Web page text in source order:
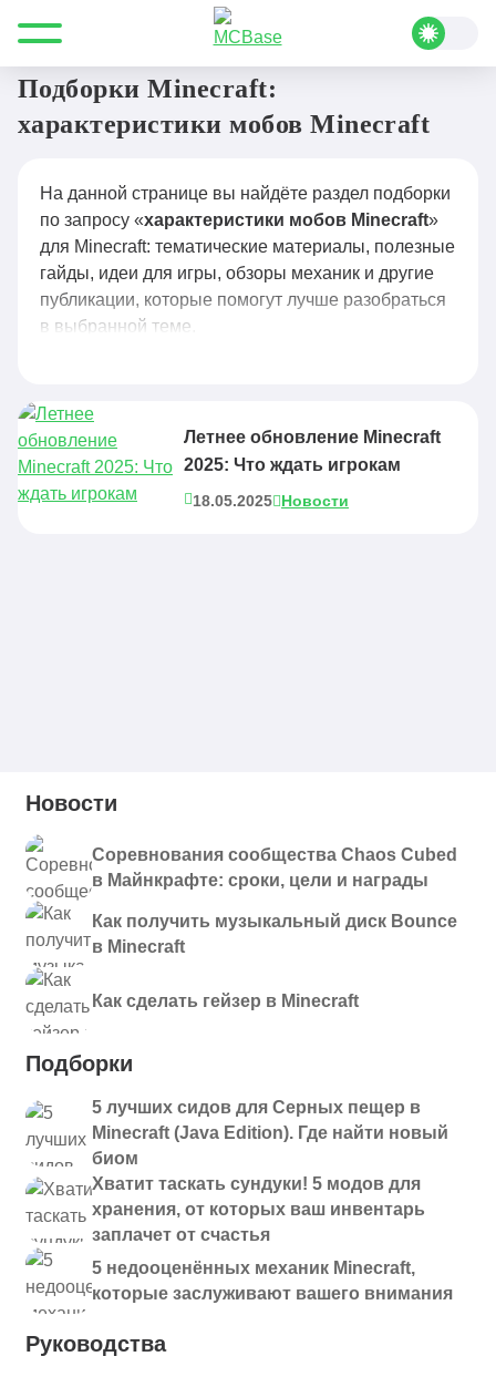
Все для Minecraft характеристики мобов Minecraft
Подборки Minecraft:
характеристики мобов Minecraft
На данной странице вы найдёте раздел подборки
по запросу «характеристики мобов Minecraft»
для Minecraft: тематические материалы, полезные
гайды, идеи для игры, обзоры механик и другие
публикации, которые помогут лучше разобраться
в выбранной теме.
Летнее обновление Minecraft
2025: Что ждать игрокам
18.05.2025 Новости
Новости
Соревнования сообщества Chaos Cubed
в Майнкрафте: сроки, цели и награды
Как получить музыкальный диск Bounce
в Minecraft
Как сделать гейзер в Minecraft
Подборки
5 лучших сидов для Серных пещер в
Minecraft (Java Edition). Где найти новый
биом
Хватит таскать сундуки! 5 модов для
хранения, от которых ваш инвентарь
заплачет от счастья
5 недооценённых механик Minecraft,
которые заслуживают вашего внимания
Руководства